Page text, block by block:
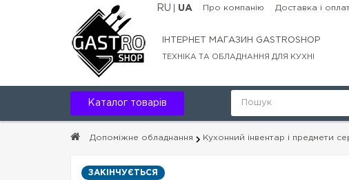
ІНТЕРНЕТ МАГАЗИН GASTROSHOP
ТЕХНІКА ТА ОБЛАДНАННЯ ДЛЯ КУХНІ
RU UA Про компанію Доставка і
Каталог товарів
Допоміжне обладнання Кухонний інвентар і предмети
ЗАКІНЧУЄТЬСЯ